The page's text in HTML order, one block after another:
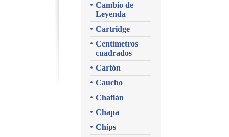
Cambio de
Leyenda
Cartridge
Centímetros
cuadrados
Cartón
Caucho
Chaflán
Chapa
Chips